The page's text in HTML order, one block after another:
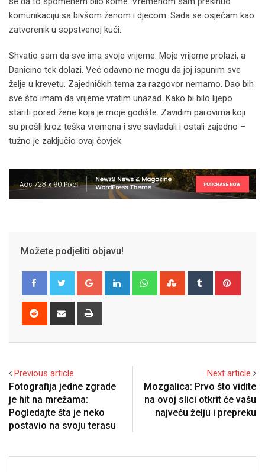
komunikaciju sa bivšom ženom i djecom. Sada se osjećam kao
zatvorenik u sopstvenoj kući.
Shvatio sam da sve ima svoje vrijeme. Moje vrijeme prolazi, a
Danicino tek dolazi. Već odavno ne mogu da joj ispunim sve
želje u krevetu. Zajedničkih tema za razgovor nemamo. Dao bih
sve što imam da vrijeme vratim unazad. Kako bi bilo lijepo
stariti pored žene koja je moje godište. Zavidim parovima koji
su prošli kroz teška vremena i sve savladali i ostali zajedno –
tužno je zaključio ovaj čovjek.
Možete podjeliti objavu!
Google+ LinkedIn WhatsappStumbleUpon
Tumblr
Reddit
Share
Previous article
Fotografija jedne zgrade
je hit na mrežama:
Pogledajte šta je neko
postavio na svoju terasu
Next article
Mozgalica: Prvo što vidite
na ovoj slici otkrit će vašu
najveću želju i prepreku